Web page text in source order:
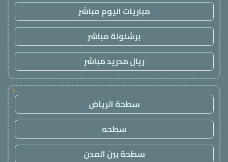
مباريات اليوم مباشر
برشلونة مباشر
ريال مدريد مباشر
!
سطحة الرياض
سطحه
سطحة بين المدن